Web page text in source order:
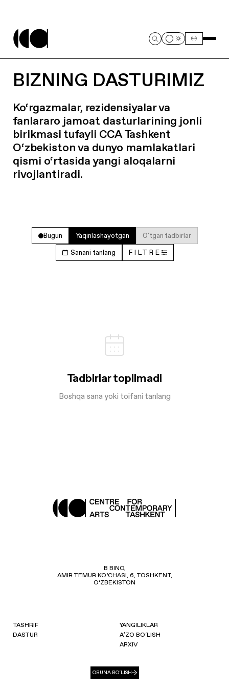
BIZNING DASTURIMIZ
Ko‘rgazmalar, rezidensiyalar va
fanlararo jamoat dasturlarining jonli
birikmasi tufayli CCA Tashkent
O‘zbekiston va dunyo mamlakatlari
qismi o‘rtasida yangi aloqalarni
rivojlantiradi.
Bugun Yaqinlashayotgan O'tgan tadbirlar
Sanani tanlang FILTRE
Tadbirlar topilmadi
Boshqa sana yoki toifani tanlang
B BINO,
AMIR TEMUR KO‘CHASI, 6, TOSHKENT,
O‘ZBEKISTON
TASHRIF
DASTUR
YANGILIKLAR
AʼZO BO‘LISH
ARXIV
OBUNA BO‘LISH